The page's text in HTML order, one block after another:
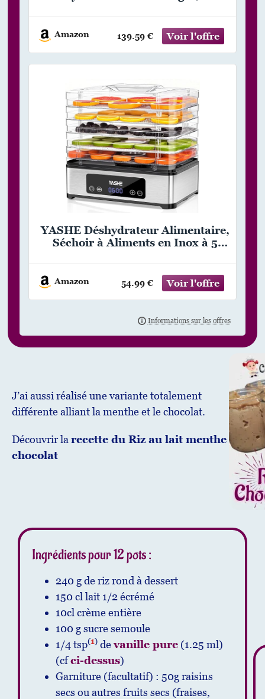
Électrique pour Boeuf, Fruits,
Légumes, Sans BPA, 400W
Amazon 139.59 €
YASHE Déshydrateur Alimentaire,
Séchoir à Aliments en Inox à 5
Viande Séchée, Herbes, Fruits et
Friandises pour Chiens
Amazon 54.99 €
J’ai aussi réalisé une variante totalement
différente alliant la menthe et le chocolat.
Découvrir la recette du Riz au lait menthe
chocolat
Ingrédients pour 12 pots :
240 g de riz rond à dessert
150 cl lait 1/2 écrémé
10cl crème entière
100 g sucre semoule
1/4 tsp(1) devanille pure (1.25 ml)
(cfci-dessus)
Garniture (facultatif) : 50g raisins
secs ou autres fruits secs (fraises,